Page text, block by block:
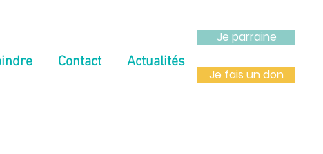
Contact Actualités
Je parraine
Je fais un don